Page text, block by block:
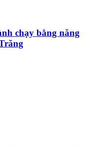
chạy bằng năng